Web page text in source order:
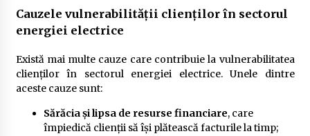
Cauzele vulnerabilității clienților în sectorul
energiei electrice
Există mai multe cauze care contribuie la vulnerabilitatea
clienților în sectorul energiei electrice. Unele dintre
aceste cauze sunt:
Sărăcia și lipsa de resurse financiare, care
împiedică clienții să își plătească facturile la timp;